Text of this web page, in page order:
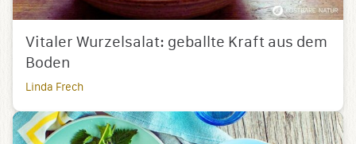
Vitaler Wurzelsalat: geballte Kraft aus dem
Boden
Linda Frech